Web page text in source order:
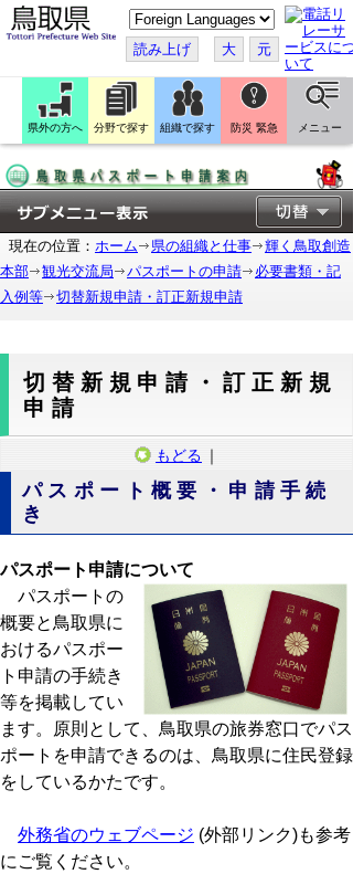
こ
の
ペ
ー
ジ
翻
訳
す
読み上げ 大 元
県外の方へ 分野で探す 組織で探す 防災 緊急 メニュー
現在の位置： ホーム 県の組織と仕事
輝く鳥取創造
本部
観光交流局 パスポートの申請
必要書類・記
入例等
切替新規申請・訂正新規申請
切替新規申請・訂正新規
申請
もどる ｜
パスポート概要・申請手続
き
パスポート申請について
パスポートの
概要と鳥取県に
おけるパスポー
ト申請の手続き
等を掲載してい
ます。原則として、鳥取県の旅券窓口でパス
ポートを申請できるのは、鳥取県に住民登録
をしているかたです。
外務省のウェブページ (外部リンク)も参考
にご覧ください。